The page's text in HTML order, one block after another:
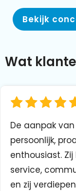
Bekijk
Wat
De aanpak
persoonlijk,
enthousiast.
service,
en zij